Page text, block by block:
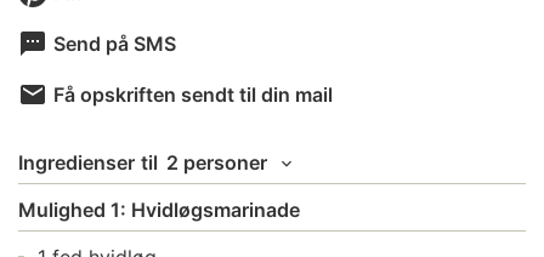
Send på SMS
Få opskriften sendt til din mail
Ingredienser til 2 personer
Mulighed 1: Hvidløgsmarinade